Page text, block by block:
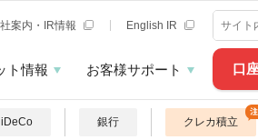
口
案内・IR情報 English IR
ト情報 お客様サポート
iDeCo 銀行 クレカ積立